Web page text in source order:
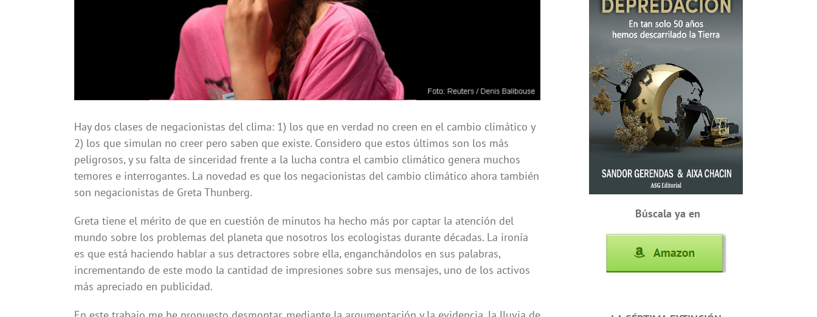
Hay dos clases de negacionistas del clima: 1) los que en verdad no creen en el cambio climático y
2) los que simulan no creer pero saben que existe. Considero que estos últimos son los más
peligrosos, y su falta de sinceridad frente a la lucha contra el cambio climático genera muchos
temores e interrogantes. La novedad es que los negacionistas del cambio climático ahora también
son negacionistas de Greta Thunberg.
Greta tiene el mérito de que en cuestión de minutos ha hecho más por captar la atención del
mundo sobre los problemas del planeta que nosotros los ecologistas durante décadas. La ironía
es que está haciendo hablar a sus detractores sobre ella, enganchándolos en sus palabras,
incrementando de este modo la cantidad de impresiones sobre sus mensajes, uno de los activos
más apreciado en publicidad.
Búscala ya en